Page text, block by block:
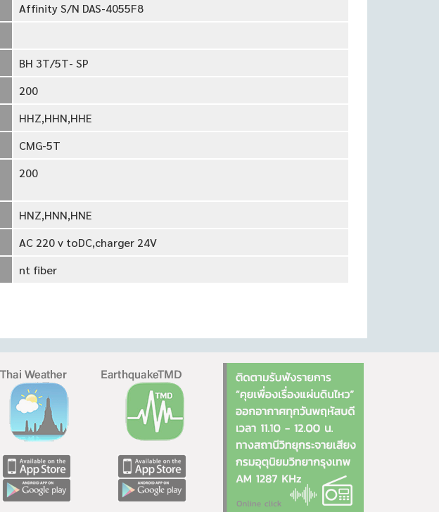
Affinity S/N DAS-4055F8
BH 3T/5T- SP
200
HHZ,HHN,HHE
CMG-5T
200
HNZ,HNN,HNE
AC 220 v toDC,charger 24V
nt fiber